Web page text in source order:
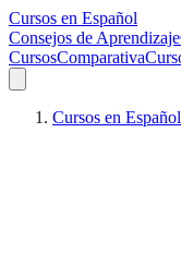
Cursos en Español
Consejos de Aprendizaje
CursosComparativa
Cursos en Español